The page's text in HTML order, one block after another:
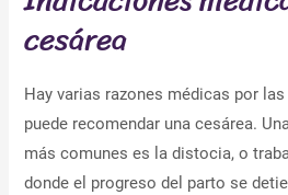
cesárea
Hay varias razones médicas por
puede recomendar una cesárea.
más comunes es la distocia, o
donde el progreso del parto se